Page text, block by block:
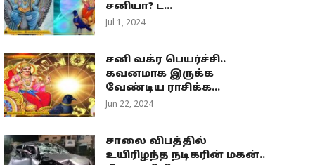
சனியா? ட...
Jul 1, 2024
சனி வக்ர பெயர்ச்சி..
கவனமாக இருக்க
வேண்டிய ராசிக்க...
Jun 22, 2024
சாலை விபத்தில்
உயிரிழந்த நடிகரின் மகன்..